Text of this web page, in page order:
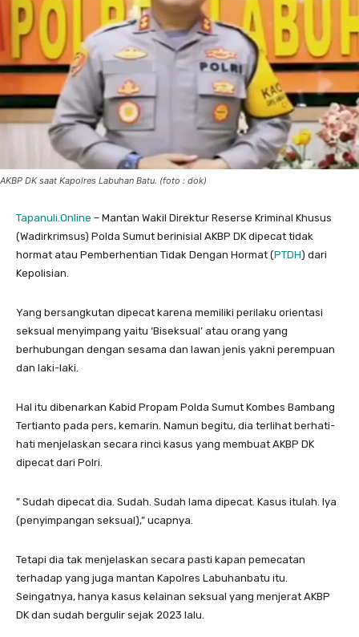
AKBP DK saat Kapolres Labuhan Batu. (foto : dok)
Tapanuli.Online – Mantan Wakil Direktur Reserse Kriminal Khusus
(Wadirkrimsus) Polda Sumut berinisial AKBP DK dipecat tidak
hormat atau Pemberhentian Tidak Dengan Hormat (PTDH) dari
Kepolisian.
Yang bersangkutan dipecat karena memiliki perilaku orientasi
seksual menyimpang yaitu ‘Biseksual’ atau orang yang
berhubungan dengan sesama dan lawan jenis yakni perempuan
dan laki-laki.
Hal itu dibenarkan Kabid Propam Polda Sumut Kombes Bambang
Tertianto pada pers, kemarin. Namun begitu, dia terlihat berhati-
hati menjelaskan secara rinci kasus yang membuat AKBP DK
dipecat dari Polri.
” Sudah dipecat dia. Sudah. Sudah lama dipecat. Kasus itulah. Iya
(penyimpangan seksual),” ucapnya.
Tetapi dia tak menjelaskan secara pasti kapan pemecatan
terhadap yang juga mantan Kapolres Labuhanbatu itu.
Seingatnya, hanya kasus kelainan seksual yang menjerat AKBP
DK dan sudah bergulir sejak 2023 lalu.